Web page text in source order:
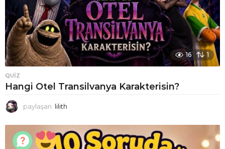
16 1
QUIZ
Hangi Otel Transilvanya Karakterisin?
paylaşan lilith